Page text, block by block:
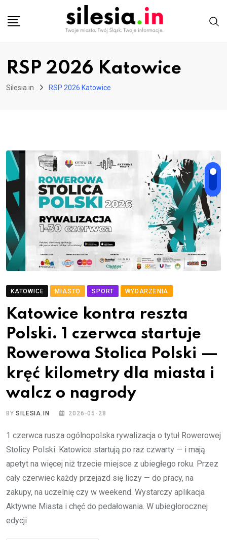
RSP 2026 Katowice
Silesia.in RSP 2026 Katowice
KATOWICE MIASTO SPORT WYDARZENIA
Katowice kontra reszta
Polski. 1 czerwca startuje
Rowerowa Stolica Polski —
kręć kilometry dla miasta i
walcz o nagrody
BYSILESIA.IN 2026-05-28
1 czerwca rusza ogólnopolska rywalizacja o tytuł Rowerowej
Stolicy Polski. Katowice startują po raz czwarty — i mają
apetyt na więcej niż trzecie miejsce z ubiegłego roku. Przez
cały czerwiec każdy przejazd się liczy — do pracy, na
zakupy, na uczelnię czy w weekend. Wystarczy aplikacja
Aktywne Miasta i chęć do pedałowania. W ubiegłorocznej
edycji